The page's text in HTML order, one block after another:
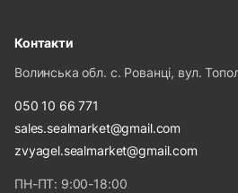
Контакти
Волинська обл. с. Рованці, вул.
050 10 66 771
sales.sealmarket@gmail.com
zvyagel.sealmarket@gmail.com
ПН-ПТ: 9:00-18:00